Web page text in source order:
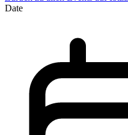
Date